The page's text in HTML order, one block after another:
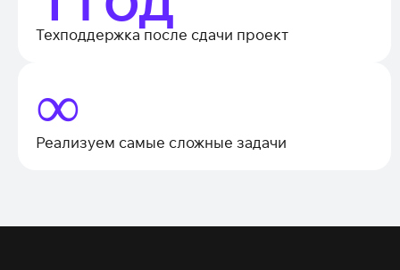
Техподдержка после сдачи проект
∞
Реализуем самые сложные задачи